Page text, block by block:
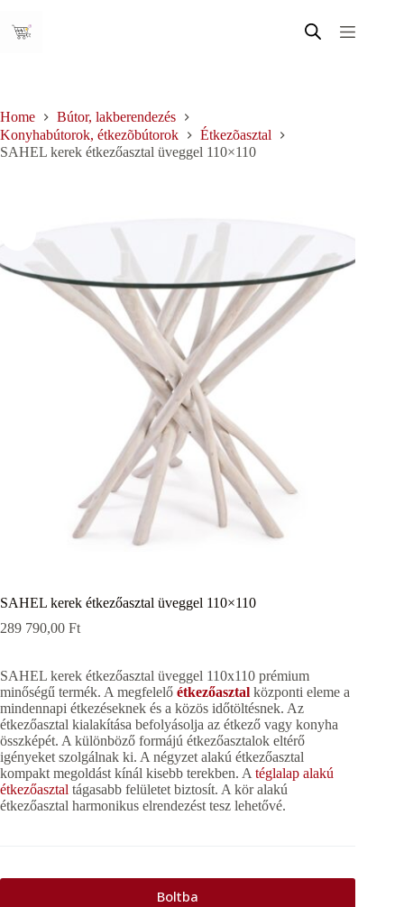
content
Home
Bútor, lakberendezés
Konyhabútorok, étkezõbútorok
Étkezõasztal
SAHEL kerek étkezőasztal üveggel 110×110
SAHEL kerek étkezőasztal üveggel 110×110
289 790,00 Ft
SAHEL kerek étkezőasztal üveggel 110x110 prémium
minőségű termék. A megfelelő étkezőasztal központi eleme a
mindennapi étkezéseknek és a közös időtöltésnek. Az
étkezőasztal kialakítása befolyásolja az étkező vagy konyha
összképét. A különböző formájú étkezőasztalok eltérő
igényeket szolgálnak ki. A négyzet alakú étkezőasztal
kompakt megoldást kínál kisebb terekben. A téglalap alakú
étkezőasztal tágasabb felületet biztosít. A kör alakú
étkezőasztal harmonikus elrendezést tesz lehetővé.
Boltba